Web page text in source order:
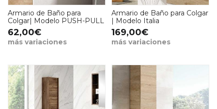
Armario de Baño para
Colgar| Modelo PUSH-PULL
62,00€
más variaciones
Armario de Baño para Colgar
| Modelo Italia
169,00€
más variaciones